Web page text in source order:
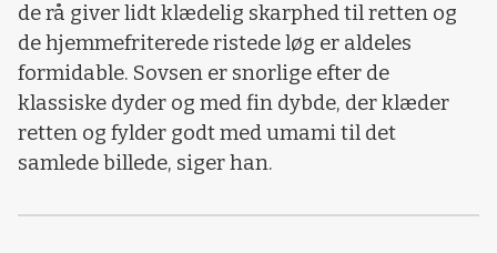
de rå giver lidt klædelig skarphed til retten og
de hjemmefriterede ristede løg er aldeles
formidable. Sovsen er snorlige efter de
klassiske dyder og med fin dybde, der klæder
retten og fylder godt med umami til det
samlede billede, siger han.